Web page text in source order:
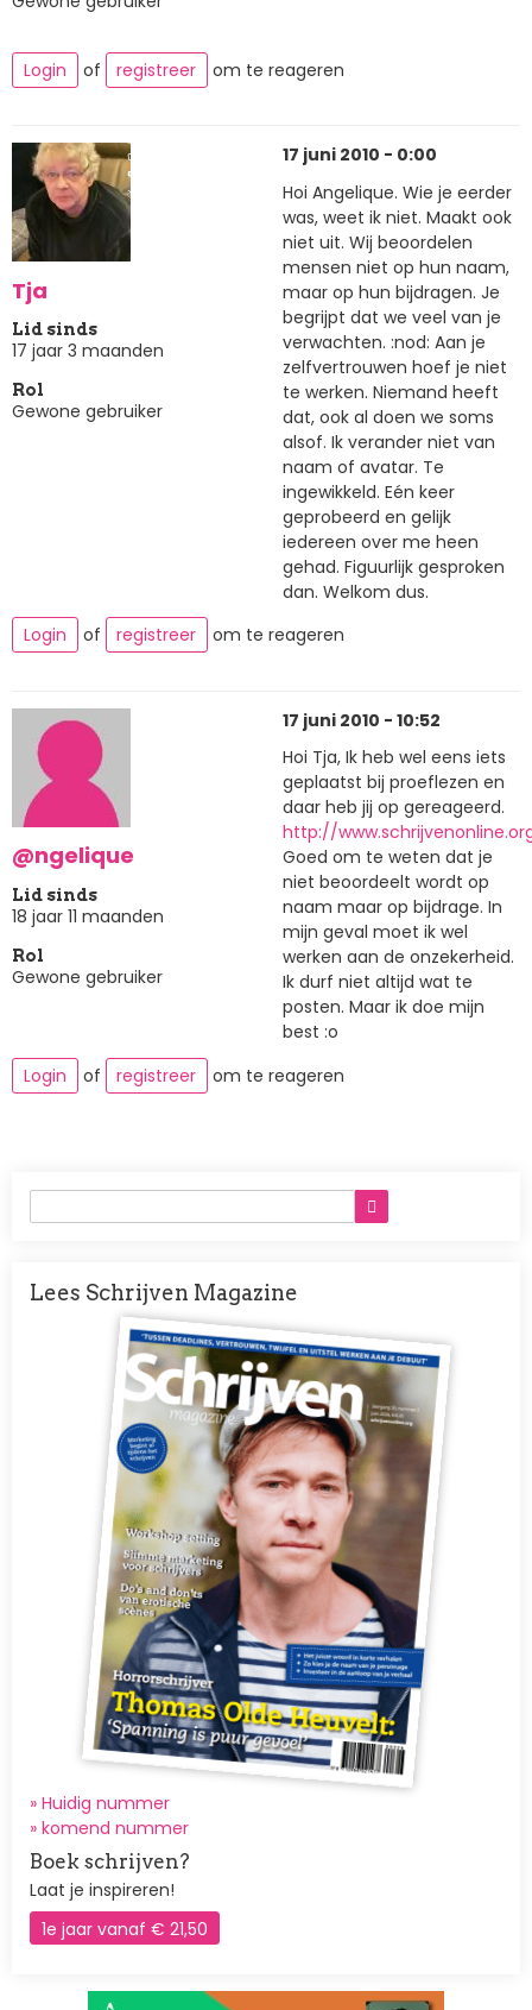
Login of registreer om te reageren
Tja
Lid sinds
17 jaar 3 maanden
Rol
Gewone gebruiker
17 juni 2010 - 0:00
Hoi Angelique. Wie je eerder
was, weet ik niet. Maakt ook
niet uit. Wij beoordelen
mensen niet op hun naam,
maar op hun bijdragen. Je
begrijpt dat we veel van je
verwachten. :nod: Aan je
zelfvertrouwen hoef je niet
te werken. Niemand heeft
dat, ook al doen we soms
alsof. Ik verander niet van
naam of avatar. Te
ingewikkeld. Eén keer
geprobeerd en gelijk
iedereen over me heen
gehad. Figuurlijk gesproken
dan. Welkom dus.
Login
of registreer om te reageren
@ngelique
Lid sinds
18 jaar 11 maanden
Rol
Gewone gebruiker
17 juni 2010 - 10:52
Hoi Tja, Ik heb wel eens iets
geplaatst bij proeflezen en
daar heb jij op gereageerd.
http://
Goed om te weten dat je
niet beoordeelt wordt op
naam maar op bijdrage. In
mijn geval moet ik wel
werken aan de onzekerheid.
Ik durf niet altijd wat te
posten. Maar ik doe mijn
best :o
Login
of registreer om te reageren
Lees Schrijven Magazine
Afbeelding
» Huidig nummer
» komend nummer
Boek schrijven?
Laat je inspireren!
1e jaar vanaf € 21,50